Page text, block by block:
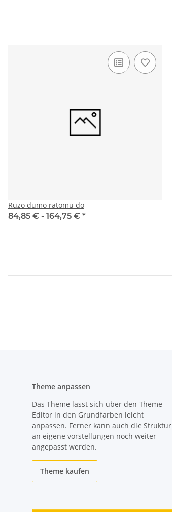
Ruzo dumo ratomu do
84,85 € - 164,75 € *
Theme anpassen
Das Theme lässt sich über den Theme
Editor in den Grundfarben leicht
anpassen. Ferner kann auch die Struktur
an eigene vorstellungen noch weiter
angepasst werden.
Theme kaufen